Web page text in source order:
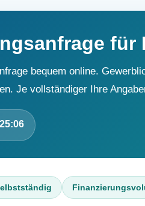
für
bequem online.
Je vollständiger Ihre